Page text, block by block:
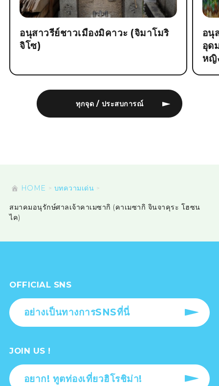
ทุกจุด / ประสบการณ์
อนุสาวรีย์ชาวเมืองมิคาวะ (จิมาโมริ
จิโซ)
อนุ
อุด
หญิ
HOME บทความเด่น
สมาคมอนุรักษ์ศาลเจ้าคาเมซากิ (คาเมซากิ จินจาคุระ โฮซน
ไค)
OFFICIAL SNS
อย่างเป็นทางการSNSที่นี่
JOIN US !
อยาก! ทูตท่องเที่ยวฮิโรชิม่า!